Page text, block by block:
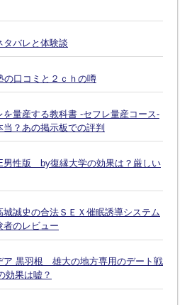
タバレと体験談
の口コミと２ｃｈの噂
を量産する教科書 -セフレ量産コース-
？あの掲示板での評判
男性版 by復縁大学の効果は？厳しい
城誠史の合法ＳＥＸ催眠誘導システム
者のレビュー
ア 黒羽根 雄大の地方専用のデート戦
効果は嘘？